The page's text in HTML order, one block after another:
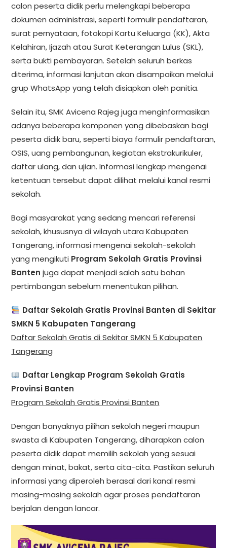
calon peserta didik perlu melengkapi beberapa
dokumen administrasi, seperti formulir pendaftaran,
surat pernyataan, fotokopi Kartu Keluarga (KK), Akta
Kelahiran, Ijazah atau Surat Keterangan Lulus (SKL),
serta bukti pembayaran. Setelah seluruh berkas
diterima, informasi lanjutan akan disampaikan melalui
grup WhatsApp yang telah disiapkan oleh panitia.
Selain itu, SMK Avicena Rajeg juga menginformasikan
adanya beberapa komponen yang dibebaskan bagi
peserta didik baru, seperti biaya formulir pendaftaran,
OSIS, uang pembangunan, kegiatan ekstrakurikuler,
daftar ulang, dan ujian. Informasi lengkap mengenai
ketentuan tersebut dapat dilihat melalui kanal resmi
sekolah.
Bagi masyarakat yang sedang mencari referensi
sekolah, khususnya di wilayah utara Kabupaten
Tangerang, informasi mengenai sekolah-sekolah
yang mengikuti Program Sekolah Gratis Provinsi
Banten juga dapat menjadi salah satu bahan
pertimbangan sebelum menentukan pilihan.
Daftar Sekolah Gratis Provinsi Banten di Sekitar
SMKN 5 Kabupaten Tangerang
Daftar Sekolah Gratis di Sekitar SMKN 5 Kabupaten
Tangerang
Daftar Lengkap Program Sekolah Gratis
Provinsi Banten
Program Sekolah Gratis Provinsi Banten
Dengan banyaknya pilihan sekolah negeri maupun
swasta di Kabupaten Tangerang, diharapkan calon
peserta didik dapat memilih sekolah yang sesuai
dengan minat, bakat, serta cita-cita. Pastikan seluruh
informasi yang diperoleh berasal dari kanal resmi
masing-masing sekolah agar proses pendaftaran
berjalan dengan lancar.